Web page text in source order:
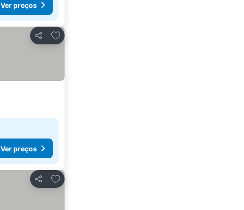
Ver preços
Partilhar
Adicionar aos favoritos
Ver preços
Partilhar
Adicionar aos favoritos